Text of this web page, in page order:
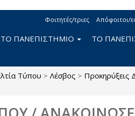
Φοιτητές/τριες Απόφοιτοι/
ΠΑΝΕΠΙΣΤΗΜΙΟ ΤΟ
Τύπου > Λέσβος > Προκηρύξεις